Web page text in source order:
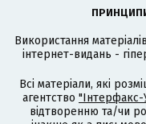
Використання
інтернет-видань -
Всі матеріали, які
агентство "Інтерфакс-
відтворенню та/чи